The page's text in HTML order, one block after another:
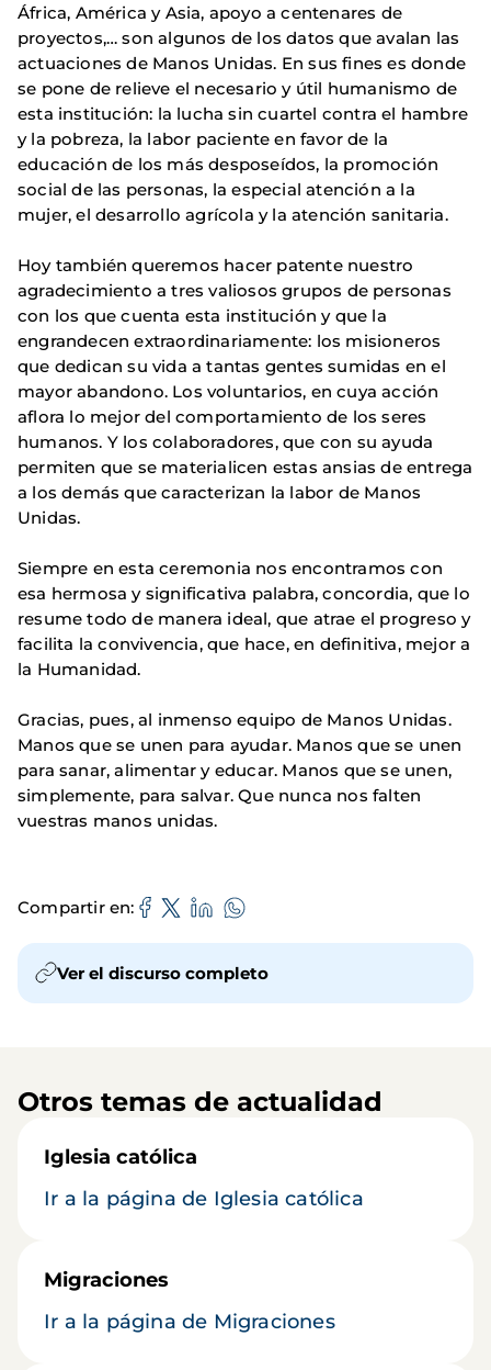
África, América y Asia, apoyo a centenares de
proyectos,… son algunos de los datos que avalan las
actuaciones de Manos Unidas. En sus fines es donde
se pone de relieve el necesario y útil humanismo de
esta institución: la lucha sin cuartel contra el hambre
y la pobreza, la labor paciente en favor de la
educación de los más desposeídos, la promoción
social de las personas, la especial atención a la
mujer, el desarrollo agrícola y la atención sanitaria.
Hoy también queremos hacer patente nuestro
agradecimiento a tres valiosos grupos de personas
con los que cuenta esta institución y que la
engrandecen extraordinariamente: los misioneros
que dedican su vida a tantas gentes sumidas en el
mayor abandono. Los voluntarios, en cuya acción
aflora lo mejor del comportamiento de los seres
humanos. Y los colaboradores, que con su ayuda
permiten que se materialicen estas ansias de entrega
a los demás que caracterizan la labor de Manos
Unidas.
Siempre en esta ceremonia nos encontramos con
esa hermosa y significativa palabra, concordia, que lo
resume todo de manera ideal, que atrae el progreso y
facilita la convivencia, que hace, en definitiva, mejor a
la Humanidad.
Gracias, pues, al inmenso equipo de Manos Unidas.
Manos que se unen para ayudar. Manos que se unen
para sanar, alimentar y educar. Manos que se unen,
simplemente, para salvar. Que nunca nos falten
vuestras manos unidas.
Compartir en
Ver el discurso completo
Otros temas de actualidad
Iglesia católica
Ir a la página de Iglesia católica
Migraciones
Ir a la página de Migraciones